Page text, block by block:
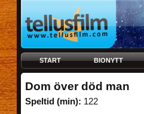
START BIONYTT
Dom över död man
Speltid (min): 122